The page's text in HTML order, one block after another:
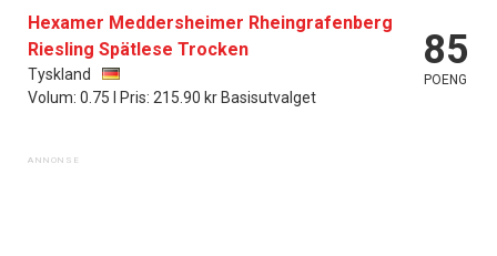
Hexamer Meddersheimer Rheingrafenberg
Riesling Spätlese Trocken
Tyskland
Volum: 0.75 l Pris: 215.90 kr Basisutvalget
85
POENG